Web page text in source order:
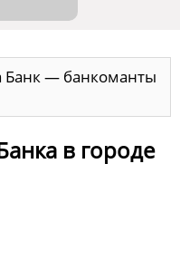
Банк — банкоманты
в городе